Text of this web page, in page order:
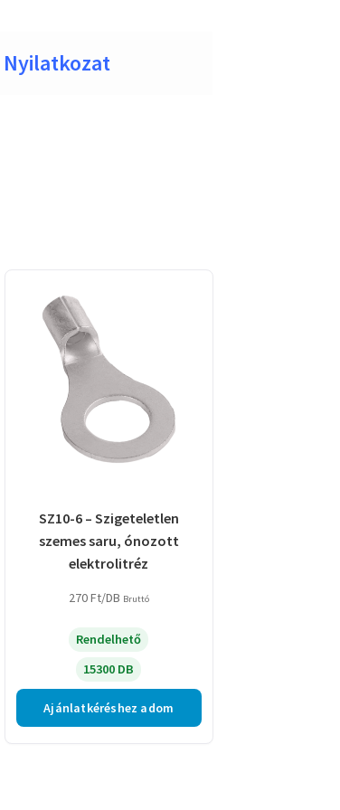
Nyilatkozat
SZ10-6 – Szigeteletlen
szemes saru, ónozott
elektrolitréz
270Ft/DB Bruttó
Rendelhető
15300 DB
Ajánlatkéréshez adom